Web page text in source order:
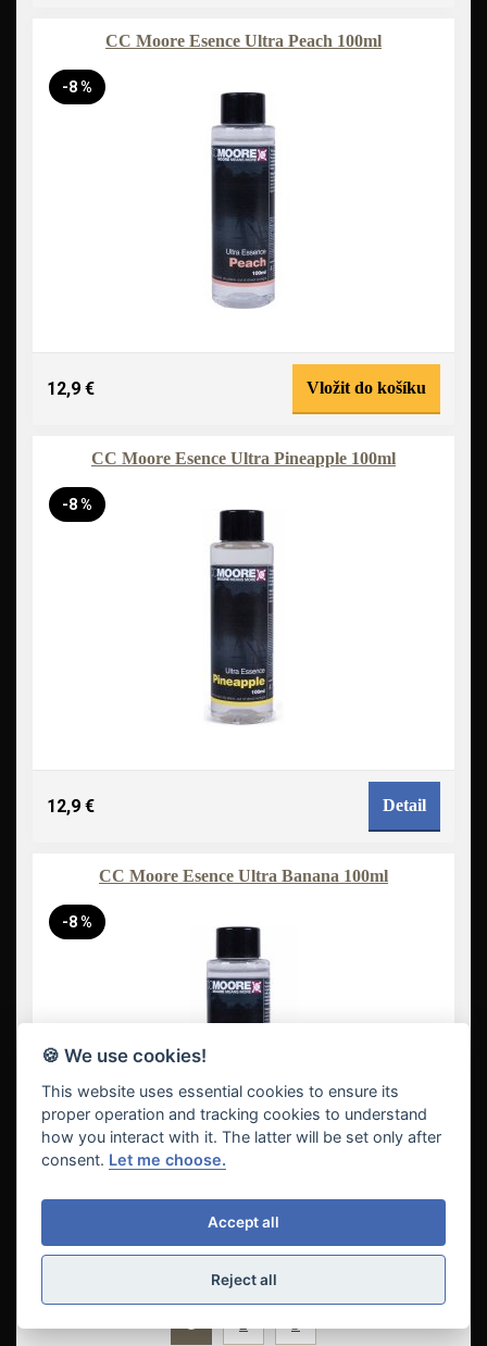
CC Moore Esence Ultra Peach 100ml
-8 %
12,9 € Vložit do košíku
CC Moore Esence Ultra Pineapple 100ml
-8 %
12,9 € Detail
CC Moore Esence Ultra Banana 100ml
-8 %
🍪 We use cookies!
This website uses essential cookies to ensure its
proper operation and tracking cookies to understand
how you interact with it. The latter will be set only after
consent. Let me choose.
Accept all
Reject all